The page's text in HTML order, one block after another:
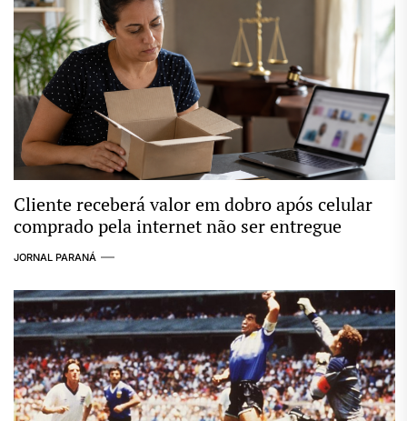
Cliente receberá valor em dobro após celular
comprado pela internet não ser entregue
JORNAL PARANÁ